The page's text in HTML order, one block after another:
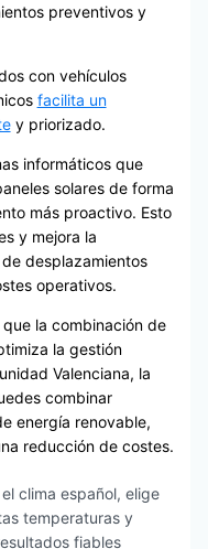
preventivos y
con vehículos
facilita un
y priorizado.
informáticos que
solares de forma
más proactivo. Esto
y mejora la
desplazamientos
operativos.
la combinación de
la gestión
Valenciana, la
combinar
energía renovable,
reducción de costes.
clima español, elige
temperaturas y
fiables